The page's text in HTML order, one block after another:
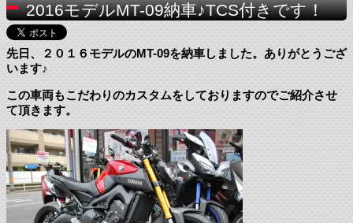
2016モデルMT-09納車♪TCS付きです！
先日、２０１６モデルのMT-09を納車しました。ありがとうござ
います♪
この車両もこだわりのカスタムをしておりますのでご紹介させ
て頂きます。